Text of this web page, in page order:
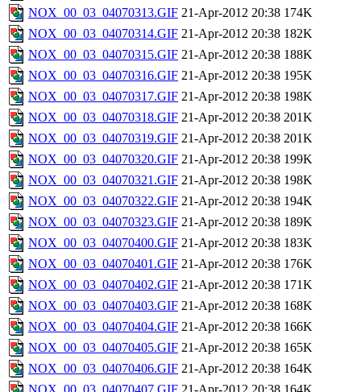
NOX_00_03_04070313.GIF 21-Apr-2012 20:38 174K
NOX_00_03_04070314.GIF 21-Apr-2012 20:38 182K
NOX_00_03_04070315.GIF 21-Apr-2012 20:38 188K
NOX_00_03_04070316.GIF 21-Apr-2012 20:38 195K
NOX_00_03_04070317.GIF 21-Apr-2012 20:38 198K
NOX_00_03_04070318.GIF 21-Apr-2012 20:38 201K
NOX_00_03_04070319.GIF 21-Apr-2012 20:38 201K
NOX_00_03_04070320.GIF 21-Apr-2012 20:38 199K
NOX_00_03_04070321.GIF 21-Apr-2012 20:38 198K
NOX_00_03_04070322.GIF 21-Apr-2012 20:38 194K
NOX_00_03_04070323.GIF 21-Apr-2012 20:38 189K
NOX_00_03_04070400.GIF 21-Apr-2012 20:38 183K
NOX_00_03_04070401.GIF 21-Apr-2012 20:38 176K
NOX_00_03_04070402.GIF 21-Apr-2012 20:38 171K
NOX_00_03_04070403.GIF 21-Apr-2012 20:38 168K
NOX_00_03_04070404.GIF 21-Apr-2012 20:38 166K
NOX_00_03_04070405.GIF 21-Apr-2012 20:38 165K
NOX_00_03_04070406.GIF 21-Apr-2012 20:38 164K